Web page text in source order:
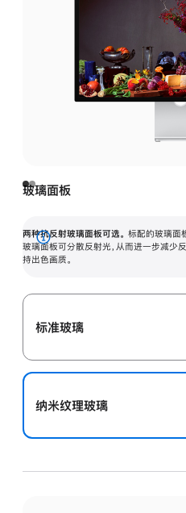
玻璃面板
两种抗反射玻璃面板可选。 标配的玻璃面
玻璃面板可分散反射光，从而进一步减少
持出色画质。
展
开
标准玻璃
纳米纹理玻璃